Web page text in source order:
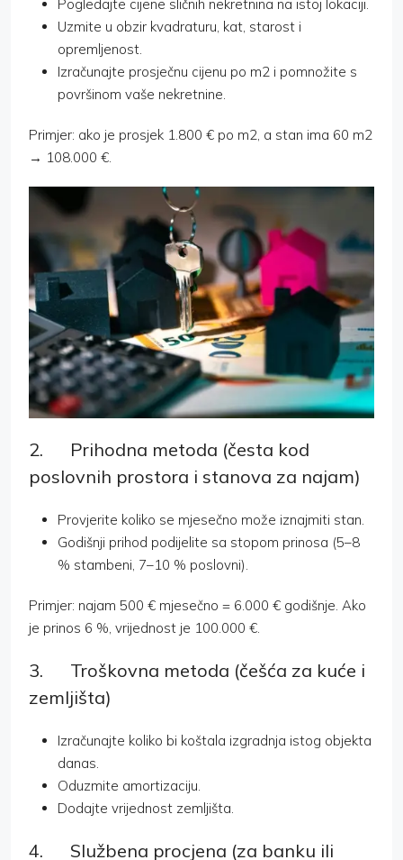
Pogledajte cijene sličnih nekretnina na istoj lokaciji.
Uzmite u obzir kvadraturu, kat, starost i
opremljenost.
Izračunajte prosječnu cijenu po m2 i pomnožite s
površinom vaše nekretnine.
Primjer: ako je prosjek 1.800 € po m2, a stan ima 60 m2
→ 108.000 €.
2. Prihodna metoda (česta kod
poslovnih prostora i stanova za najam)
Provjerite koliko se mjesečno može iznajmiti stan.
Godišnji prihod podijelite sa stopom prinosa (5–8
% stambeni, 7–10 % poslovni).
Primjer: najam 500 € mjesečno = 6.000 € godišnje. Ako
je prinos 6 %, vrijednost je 100.000 €.
3. Troškovna metoda (češća za kuće i
zemljišta)
Izračunajte koliko bi koštala izgradnja istog objekta
danas.
Oduzmite amortizaciju.
Dodajte vrijednost zemljišta.
4. Službena procjena (za banku ili